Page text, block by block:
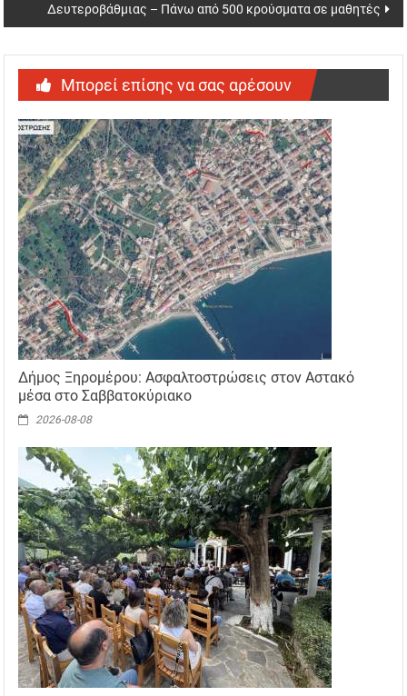
Δευτεροβάθμιας – Πάνω από 500 κρούσματα σε μαθητές
Μπορεί επίσης να σας αρέσουν
Δήμος Ξηρομέρου: Ασφαλτοστρώσεις στον Αστακό
μέσα στο Σαββατοκύριακο
2026-08-08